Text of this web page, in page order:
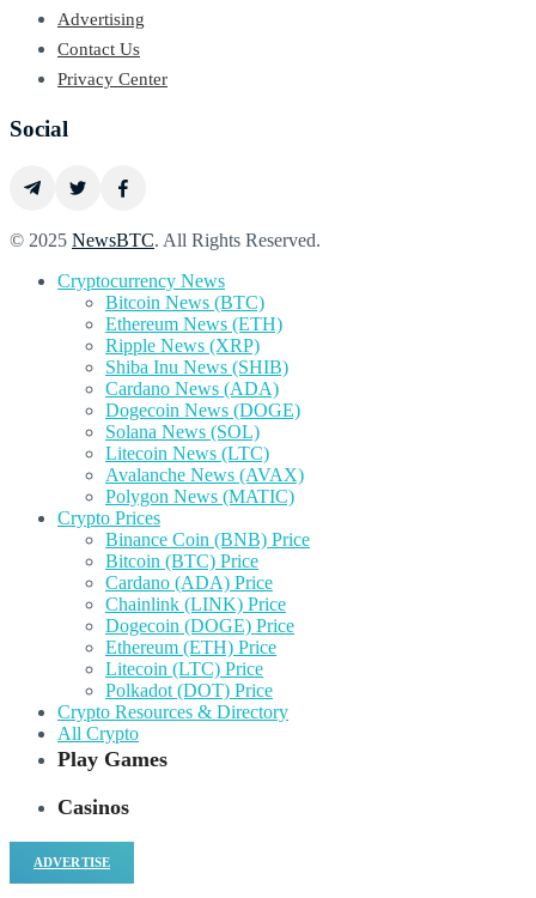
Advertising
Contact Us
Privacy Center
Social
© 2025 NewsBTC. All Rights Reserved.
Cryptocurrency News
Bitcoin News (BTC)
Ethereum News (ETH)
Ripple News (XRP)
Shiba Inu News (SHIB)
Cardano News (ADA)
Dogecoin News (DOGE)
Solana News (SOL)
Litecoin News (LTC)
Avalanche News (AVAX)
Polygon News (MATIC)
Crypto Prices
Binance Coin (BNB) Price
Bitcoin (BTC) Price
Cardano (ADA) Price
Chainlink (LINK) Price
Dogecoin (DOGE) Price
Ethereum (ETH) Price
Litecoin (LTC) Price
Polkadot (DOT) Price
Crypto Resources & Directory
All Crypto
Play Games
Casinos
ADVERTISE